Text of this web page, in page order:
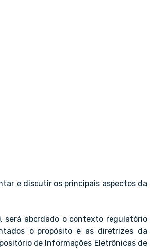
e discutir os principais aspectos da
será abordado o contexto regulatório
o propósito e as diretrizes da
de Informações Eletrônicas de